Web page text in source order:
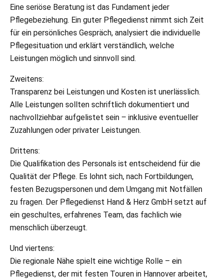
Eine seriöse Beratung ist das Fundament jeder
Pflegebeziehung. Ein guter Pflegedienst nimmt sich Zeit
für ein persönliches Gespräch, analysiert die individuelle
Pflegesituation und erklärt verständlich, welche
Leistungen möglich und sinnvoll sind.
Zweitens:
Transparenz bei Leistungen und Kosten ist unerlässlich.
Alle Leistungen sollten schriftlich dokumentiert und
nachvollziehbar aufgelistet sein – inklusive eventueller
Zuzahlungen oder privater Leistungen.
Drittens:
Die Qualifikation des Personals ist entscheidend für die
Qualität der Pflege. Es lohnt sich, nach Fortbildungen,
festen Bezugspersonen und dem Umgang mit Notfällen
zu fragen. Der Pflegedienst Hand & Herz GmbH setzt auf
ein geschultes, erfahrenes Team, das fachlich wie
menschlich überzeugt.
Und viertens:
Die regionale Nähe spielt eine wichtige Rolle – ein
Pflegedienst, der mit festen Touren in Hannover arbeitet,